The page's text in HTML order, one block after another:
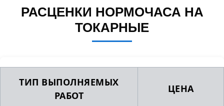
РАСЦЕНКИ НОРМОЧАСА НА
ТОКАРНЫЕ
ТИП ВЫПОЛНЯЕМЫХ
РАБОТ
ЦЕНА